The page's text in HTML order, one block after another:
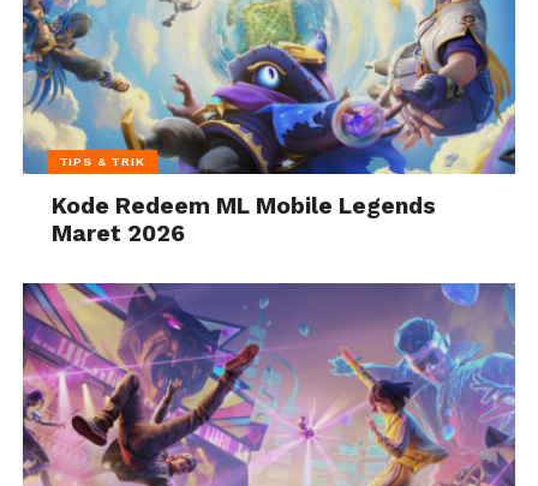
TIPS & TRIK
Kode Redeem ML Mobile Legends
Maret 2026